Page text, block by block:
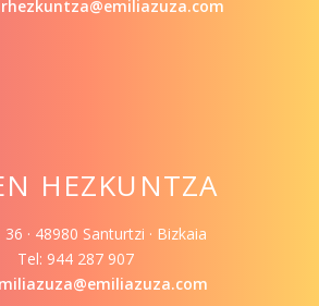
HEZKUNTZA
· 48980 Santurtzi · Bizkaia
Tel: 944 287 907